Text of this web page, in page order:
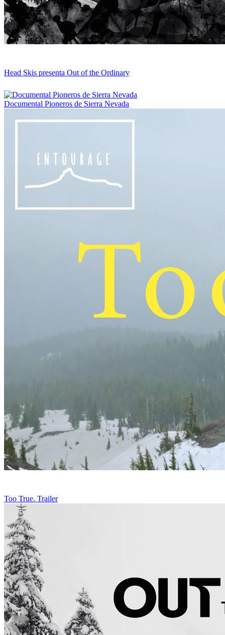
Head Skis presenta Out of the Ordinary
Documental Pioneros de Sierra Nevada
Too True. Trailer